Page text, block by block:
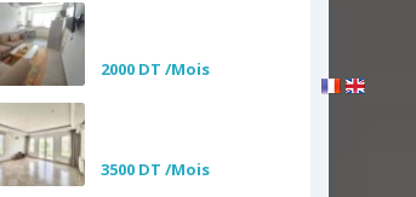
2000 DT /Mois
3500 DT /Mois